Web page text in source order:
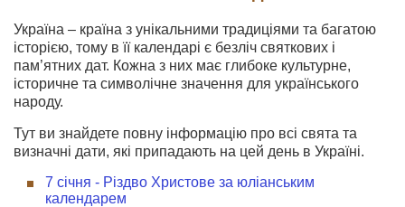
Україна – країна з унікальними традиціями та багатою
історією, тому в її календарі є безліч святкових і
пам’ятних дат. Кожна з них має глибоке культурне,
історичне та символічне значення для українського
народу.
Тут ви знайдете повну інформацію про всі свята та
визначні дати, які припадають на цей день в Україні.
7 січня - Різдво Христове за юліанським
календарем